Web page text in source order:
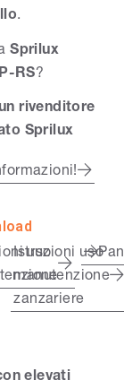
.
Sprilux
RS?
rivenditore
Sprilux
uso
Istruzioni uso
manutenzione
zanzariere
elevati